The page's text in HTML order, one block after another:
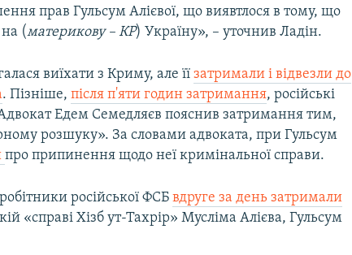
прав Гульсум Алієвої, що виявтлося в тому, що
на (материкову – КР) Україну», – уточнив Ладін.
виїхати з Криму, але їїзатримали і відвезли до
. Пізніше,після п'яти годин затримання, російські
Едем Семедляєв пояснив затримання тим,
розшуку». За словами адвоката, при Гульсум
про припинення щодо неї кримінальної справи.
російської ФСБвдруге за день затримали
«справі Хізб ут-Тахрір» Мусліма Алієва, Гульсум